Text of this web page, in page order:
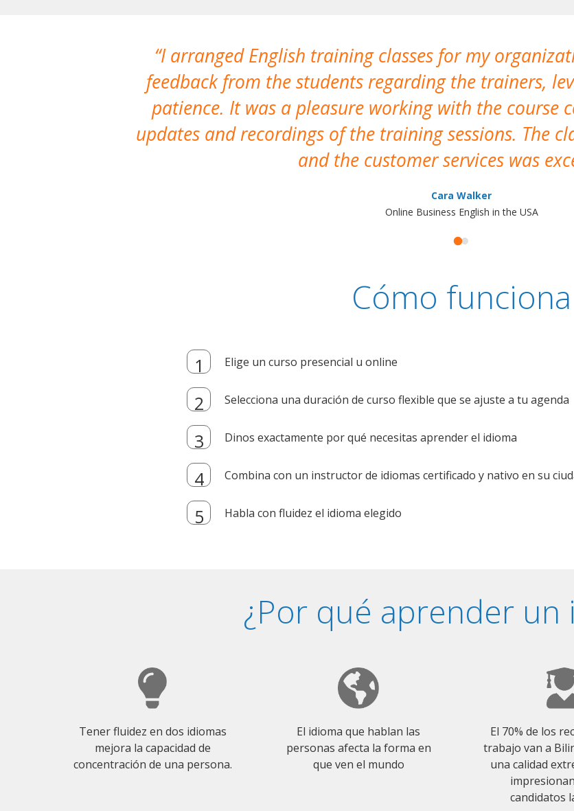
I arranged English training classes for my
feedback from the students regarding the trainers,
patience. It was a pleasure working with the course
updates and recordings of the training sessions. The
and the customer services was
Cara Walker
Online Business English in the USA
Cómo funciona
Elige un curso presencial u online
Selecciona una duración de curso flexible que se ajuste a tu agenda
Dinos exactamente por qué necesitas aprender el idioma
Combina con un instructor de idiomas certificado y nativo en su
Habla con fluidez el idioma elegido
¿Por qué aprender un
Tener fluidez en dos idiomas
mejora la capacidad de
concentración de una persona.
El idioma que hablan las
personas afecta la forma en
que ven el mundo
El 70% de los
trabajo van a
una calidad
candidatos